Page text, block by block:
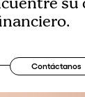
Contáctanos